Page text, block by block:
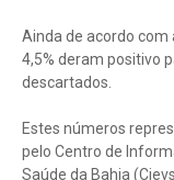
Ainda de acordo com
4,5% deram positivo
descartados.
Estes números
pelo Centro de
Saúde da Bahia